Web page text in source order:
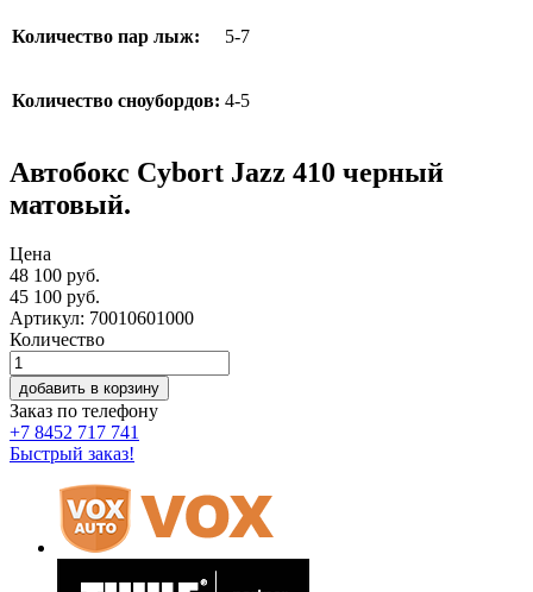
Количество пар лыж: 5-7
Количество сноубордов: 4-5
Автобокс Cybort Jazz 410 черный
матовый.
Цена
48 100 руб.
45 100 руб.
Артикул: 70010601000
Количество
добавить в корзину
Заказ по телефону
+7 8452 717 741
Быстрый заказ!